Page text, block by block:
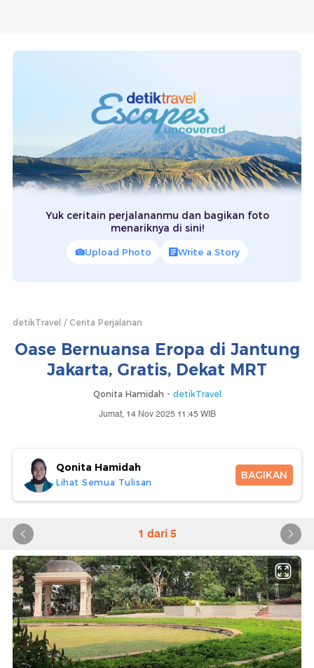
Yuk ceritain perjalananmu dan bagikan foto
menariknya di sini!
Upload Photo Write a Story
detikTravel Cerita Perjalanan
Oase Bernuansa Eropa di Jantung
Jakarta, Gratis, Dekat MRT
Qonita Hamidah - detikTravel
Jumat, 14 Nov 2025 11:45 WIB
Qonita Hamidah
Lihat Semua Tulisan
BAGIKAN
1 dari 5